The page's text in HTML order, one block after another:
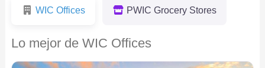
WIC Offices PWIC Grocery Stores
Lo mejor de WIC Offices